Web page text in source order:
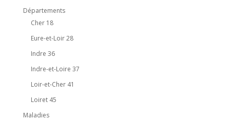
Départements
Cher 18
Eure-et-Loir 28
Indre 36
Indre-et-Loire 37
Loir-et-Cher 41
Loiret 45
Maladies